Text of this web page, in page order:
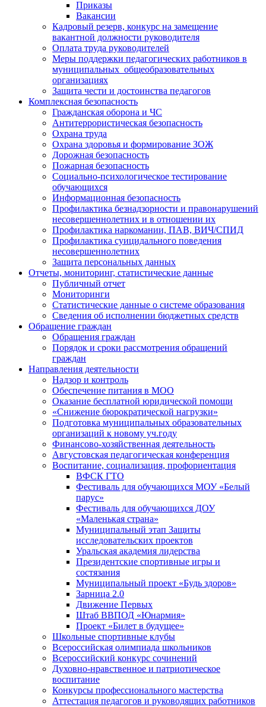
Приказы
Вакансии
Кадровый резерв, конкурс на замещение
вакантной должности руководителя
Оплата труда руководителей
Меры поддержки педагогических работников в
муниципальных общеобразовательных
организациях
Защита чести и достоинства педагогов
Комплексная безопасность
Гражданская оборона и ЧС
Антитеррористическая безопасность
Охрана труда
Охрана здоровья и формирование ЗОЖ
Дорожная безопасность
Пожарная безопасность
Социально-психологическое тестирование
обучающихся
Информационная безопасность
Профилактика безнадзорности и правонарушений
несовершеннолетних и в отношении их
Профилактика наркомании, ПАВ, ВИЧ/СПИД
Профилактика суицидального поведения
несовершеннолетних
Защита персональных данных
Отчеты, мониторинг, статистические данные
Публичный отчет
Мониторинги
Статистические данные о системе образования
Сведения об исполнении бюджетных средств
Обращение граждан
Обращения граждан
Порядок и сроки рассмотрения обращений
граждан
Направления деятельности
Надзор и контроль
Обеспечение питания в МОО
Оказание бесплатной юридической помощи
«Снижение бюрократической нагрузки»
Подготовка муниципальных образовательных
организаций к новому уч.году
Финансово-хозяйственная деятельность
Августовская педагогическая конференция
Воспитание, социализация, профориентация
ВФСК ГТО
Фестиваль для обучающихся МОУ «Белый
парус»
Фестиваль для обучающихся ДОУ
«Маленькая страна»
Муниципальный этап Защиты
исследовательских проектов
Уральская академия лидерства
Президентские спортивные игры и
состязания
Муниципальный проект «Будь здоров»
Зарница 2.0
Движение Первых
Штаб ВВПОД «Юнармия»
Проект «Билет в будущее»
Школьные спортивные клубы
Всероссийская олимпиада школьников
Всероссийский конкурс сочинений
Духовно-нравственное и патриотическое
воспитание
Конкурсы профессионального мастерства
Аттестация педагогов и руководящих работников